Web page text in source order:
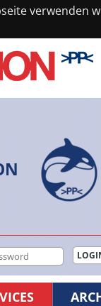
verwenden